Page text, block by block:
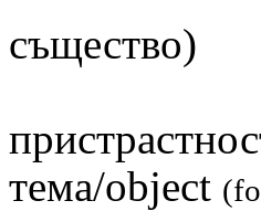
същество)
тема/object